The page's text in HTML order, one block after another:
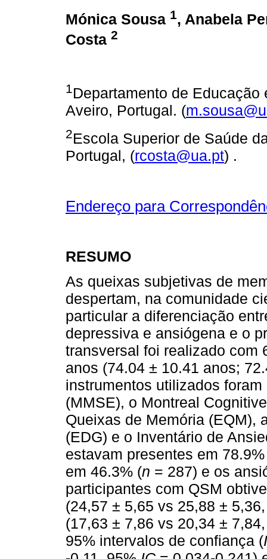
Mónica Sousa 1, Anabela
Costa 2
1 Departamento de
Aveiro, Portugal. (
2Escola Superior de Saúde
Portugal, (rcosta@ua.pt) .
Endereço para
RESUMO
As queixas subjetivas de
despertam, na comunidade
particular a diferenciação
depressiva e ansiógena e o
transversal foi realizado com
anos (74.04 ± 10.41 anos;
instrumentos utilizados
(MMSE), o Montreal
Queixas de Memória (EQM),
(EDG) e o Inventário de
estavam presentes em
em 46.3% (n = 287) e os
participantes com QSM
(24,57 ± 5,65 vs 25,88 ±
(17,63 ± 7,86 vs 20,34 ±
95% intervalos de confiança (